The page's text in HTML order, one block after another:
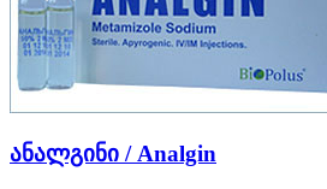
ანალგინი / Analgin